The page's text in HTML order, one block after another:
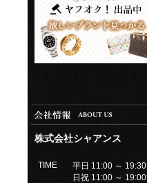
株式会社シャアンス
TIME
平日 11:00 ～ 19:30
日祝 11:00 ～ 19:00